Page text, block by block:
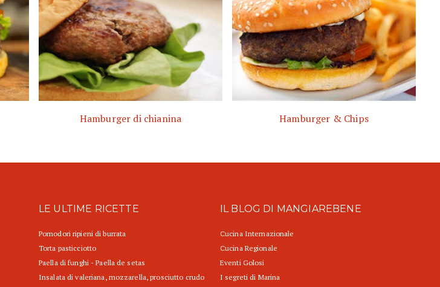
Hamburger di chianina Hamburger & Chips
LE ULTIME RICETTE
Pomodori ripieni di burrata
Torta pasticciotto
Paella di funghi - Paella de setas
Insalata di valeriana, mozzarella, prosciutto crudo
IL BLOG DI MANGIAREBENE
Cucina Internazionale
Cucina Regionale
Eventi Golosi
I segreti di Marina